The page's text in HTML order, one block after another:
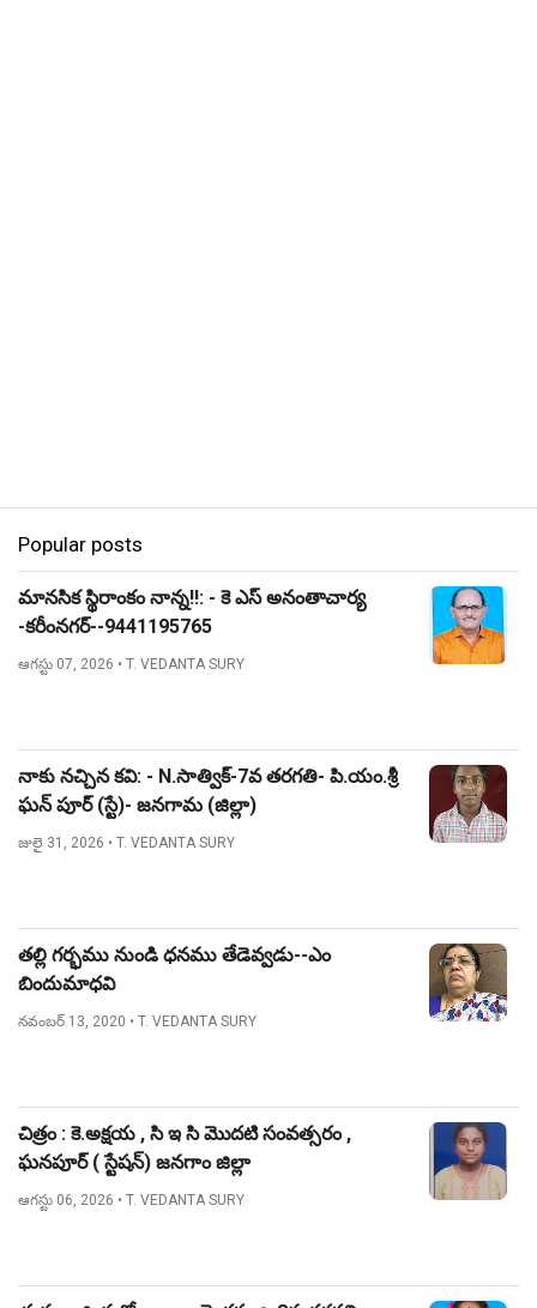
Popular posts
మానసిక స్థిరాంకం నాన్న!!: - కె ఎస్ అనంతాచార్య
-కరీంనగర్--9441195765
ఆగస్టు 07, 2026 • T. VEDANTA SURY
నాకు నచ్చిన కవి: - N.సాత్విక్-7వ తరగతి- పి.యం.శ్రీ
ఘన్ పూర్ (స్టే)- జనగామ (జిల్లా)
జులై 31, 2026 • T. VEDANTA SURY
తల్లి గర్భము నుండి ధనము తేడెవ్వడు--ఎం
బిందుమాధవి
నవంబర్ 13, 2020 • T. VEDANTA SURY
చిత్రం : కె.అక్షయ , సి ఇ సి మొదటి సంవత్సరం ,
ఘనపూర్ ( స్టేషన్) జనగాం జిల్లా
ఆగస్టు 06, 2026 • T. VEDANTA SURY